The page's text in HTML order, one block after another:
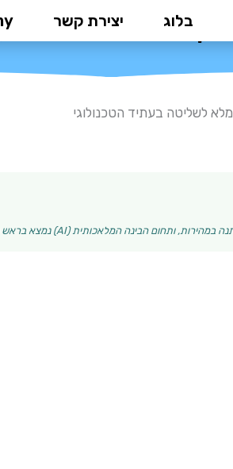
בלוג יצירת קשר